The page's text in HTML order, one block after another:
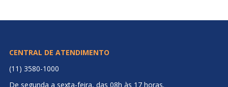
CENTRAL DE ATENDIMENTO
(11) 3580-1000
De segunda a sexta-feira, das 08h às 17 horas.